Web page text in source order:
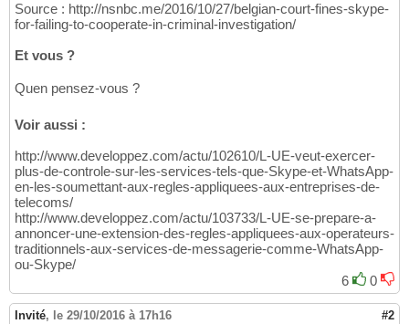
Source : http://nsnbc.me/2016/10/27/belgian-court-fines-skype-
for-failing-to-cooperate-in-criminal-investigation/
Et vous ?
Quen pensez-vous ?
Voir aussi :
http://www.developpez.com/actu/102610/L-UE-veut-exercer-
plus-de-controle-sur-les-services-tels-que-Skype-et-WhatsApp-
en-les-soumettant-aux-regles-appliquees-aux-entreprises-de-
telecoms/
http://www.developpez.com/actu/103733/L-UE-se-prepare-a-
annoncer-une-extension-des-regles-appliquees-aux-operateurs-
traditionnels-aux-services-de-messagerie-comme-WhatsApp-
ou-Skype/
6
0
Invité, le 29/10/2016 à 17h16 #2